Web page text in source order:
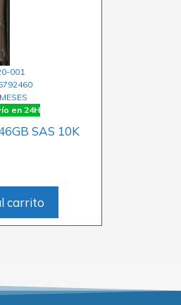
001
en 24H
SAS 10K
carrito